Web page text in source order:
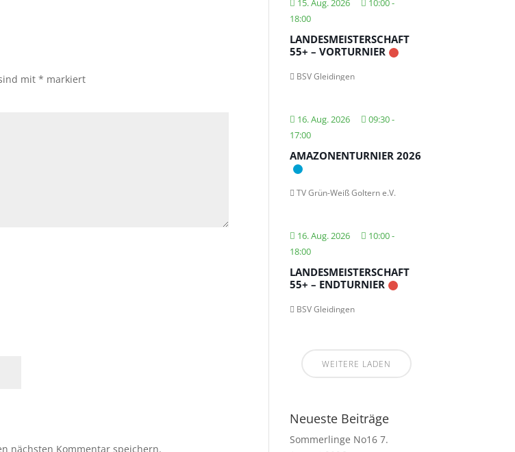
mit* markiert
nächsten Kommentar speichern.
15. Aug. 2026 10:00-
18:00
LANDESMEISTERSCHAFT
55+ – VORTURNIER
BSV Gleidingen
16. Aug. 2026 09:30-
17:00
AMAZONENTURNIER 2026
TV Grün-Weiß Goltern e.V.
16. Aug. 2026 10:00-
18:00
LANDESMEISTERSCHAFT
55+ – ENDTURNIER
BSV Gleidingen
WEITERE LADEN
Neueste Beiträge
Sommerlinge No16 7.